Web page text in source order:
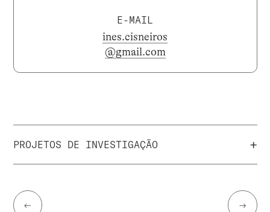
E-MAIL
ines.cisneiros
@gmail.com
PROJETOS DE INVESTIGAÇÃO +
← →